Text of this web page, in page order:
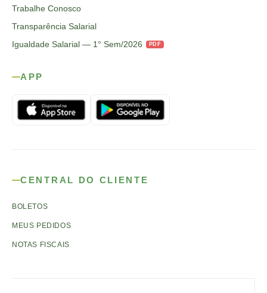
Trabalhe Conosco
Transparência Salarial
Igualdade Salarial — 1° Sem/2026
PDF
APP
CENTRAL DO CLIENTE
BOLETOS
MEUS PEDIDOS
NOTAS FISCAIS